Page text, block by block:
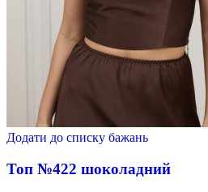
Додати до списку бажань
Топ №422 шоколадний